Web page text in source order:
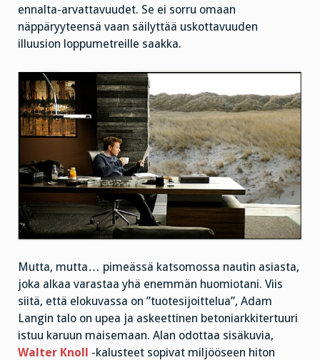
ennalta-arvattavuudet. Se ei sorru omaan
näppäryyteensä vaan säilyttää uskottavuuden
illuusion loppumetreille saakka.
Mutta, mutta… pimeässä katsomossa nautin asiasta,
joka alkaa varastaa yhä enemmän huomiotani. Viis
siitä, että elokuvassa on ”tuotesijoittelua”, Adam
Langin talo on upea ja askeettinen betoniarkkitertuuri
istuu karuun maisemaan. Alan odottaa sisäkuvia,
Walter Knoll -kalusteet sopivat miljööseen hiton